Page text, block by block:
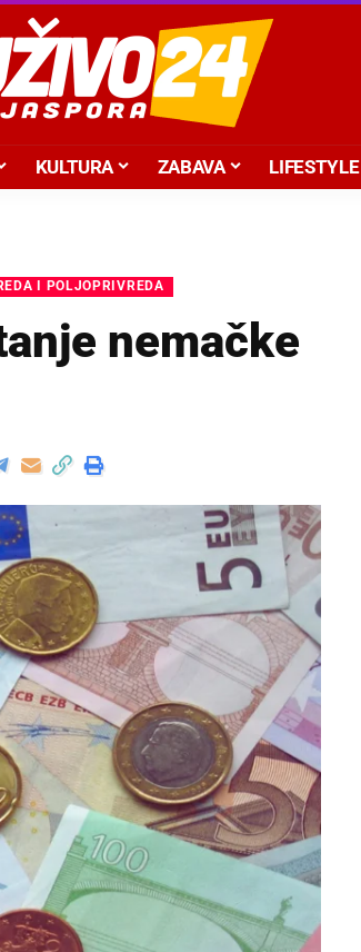
KULTURA ZABAVA LIFESTYLE
I POLJOPRIVREDA
nemačke